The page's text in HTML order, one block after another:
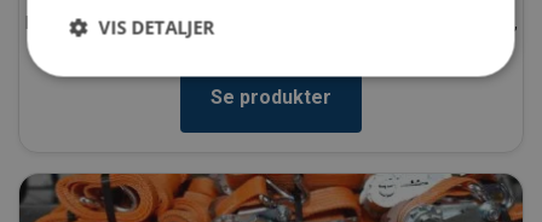
Rundsling, båndstropper. HMPE slngs, trosser, reb, fortøjningsled,
Se produkter
VIS DETALJER